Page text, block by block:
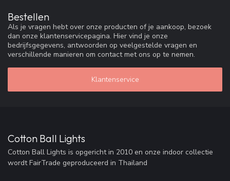
Bestellen
Als je vragen hebt over onze producten of je aankoop, bezoek
dan onze klantenservicepagina. Hier vind je onze
bedrijfsgegevens, antwoorden op veelgestelde vragen en
verschillende manieren om contact met ons op te nemen.
Klantenservice
Cotton Ball Lights
Cotton Ball Lights is opgericht in 2010 en onze indoor collectie
wordt FairTrade geproduceerd in Thailand